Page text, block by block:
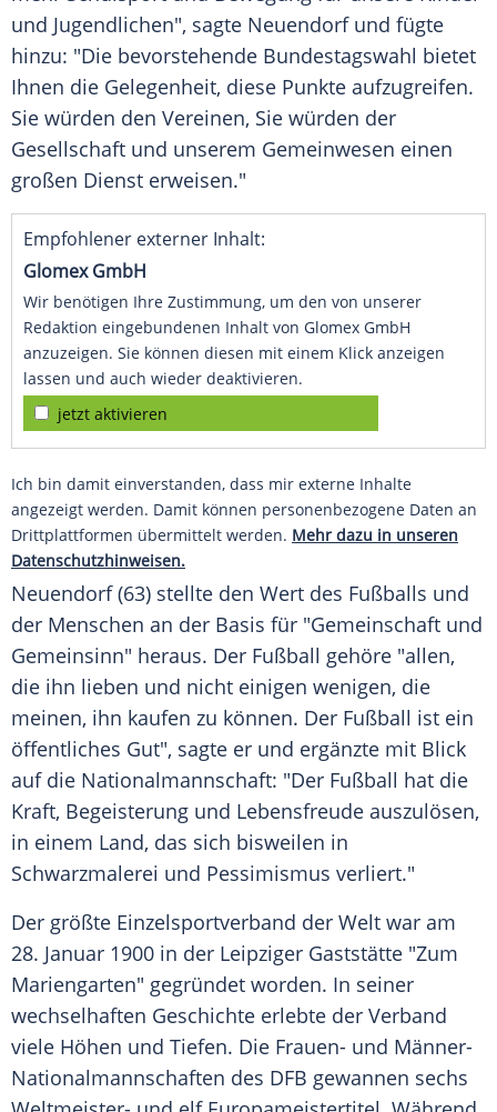
und Jugendlichen", sagte Neuendorf und fügte
hinzu: "Die bevorstehende Bundestagswahl bietet
Ihnen die Gelegenheit, diese Punkte aufzugreifen.
Sie würden den Vereinen, Sie würden der
Gesellschaft und unserem Gemeinwesen einen
großen Dienst erweisen."
Empfohlener externer Inhalt:
Glomex GmbH
Wir benötigen Ihre Zustimmung, um den von unserer
Redaktion eingebundenen Inhalt von Glomex GmbH
anzuzeigen. Sie können diesen mit einem Klick anzeigen
lassen und auch wieder deaktivieren.
jetzt aktivieren
Ich bin damit einverstanden, dass mir externe Inhalte
angezeigt werden. Damit können personenbezogene Daten an
Drittplattformen übermittelt werden. Mehr dazu in unseren
Datenschutzhinweisen.
Neuendorf (63) stellte den Wert des Fußballs und
der Menschen an der Basis für "Gemeinschaft und
Gemeinsinn" heraus. Der Fußball gehöre "allen,
die ihn lieben und nicht einigen wenigen, die
meinen, ihn kaufen zu können. Der Fußball ist ein
öffentliches Gut", sagte er und ergänzte mit Blick
auf die Nationalmannschaft: "Der Fußball hat die
Kraft, Begeisterung und Lebensfreude auszulösen,
in einem Land, das sich bisweilen in
Schwarzmalerei und Pessimismus verliert."
Der größte Einzelsportverband der Welt war am
28. Januar 1900 in der Leipziger Gaststätte "Zum
Mariengarten" gegründet worden. In seiner
wechselhaften Geschichte erlebte der Verband
viele Höhen und Tiefen. Die Frauen- und Männer-
Nationalmannschaften des DFB gewannen sechs